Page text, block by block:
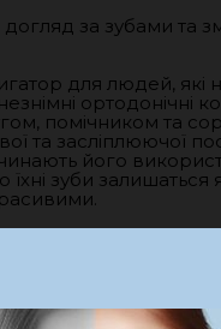
за зубами та
для людей, які
ортодонічні
помічником та
та засліплюючої
його
їхні зуби